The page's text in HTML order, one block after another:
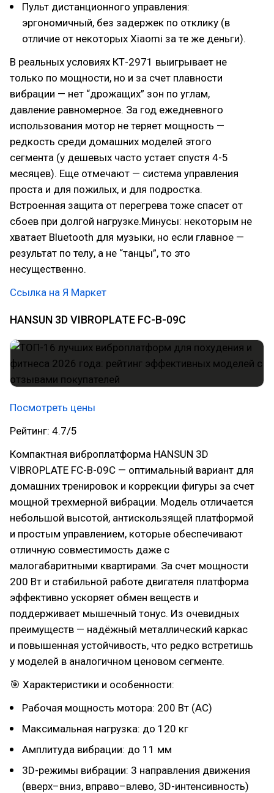
Пульт дистанционного управления:
эргономичный, без задержек по отклику (в
отличие от некоторых Xiaomi за те же деньги).
В реальных условиях КТ-2971 выигрывает не
только по мощности, но и за счет плавности
вибрации — нет “дрожащих” зон по углам,
давление равномерное. За год ежедневного
использования мотор не теряет мощность —
редкость среди домашних моделей этого
сегмента (у дешевых часто устает спустя 4-5
месяцев). Еще отмечают — система управления
проста и для пожилых, и для подростка.
Встроенная защита от перегрева тоже спасет от
сбоев при долгой нагрузке.Минусы: некоторым не
хватает Bluetooth для музыки, но если главное —
результат по телу, а не “танцы”, то это
несущественно.
Ссылка на Я Маркет
HANSUN 3D VIBROPLATE FC-B-09C
Посмотреть цены
Рейтинг: 4.7/5
Компактная виброплатформа HANSUN 3D
VIBROPLATE FC-B-09C — оптимальный вариант для
домашних тренировок и коррекции фигуры за счет
мощной трехмерной вибрации. Модель отличается
небольшой высотой, антискользящей платформой
и простым управлением, которые обеспечивают
отличную совместимость даже с
малогабаритными квартирами. За счет мощности
200 Вт и стабильной работе двигателя платформа
эффективно ускоряет обмен веществ и
поддерживает мышечный тонус. Из очевидных
преимуществ — надёжный металлический каркас
и повышенная устойчивость, что редко встретишь
у моделей в аналогичном ценовом сегменте.
🎯 Характеристики и особенности:
Рабочая мощность мотора: 200 Вт (AC)
Максимальная нагрузка: до 120 кг
Амплитуда вибрации: до 11 мм
3D-режимы вибрации: 3 направления движения
(вверх–вниз, вправо–влево, 3D-интенсивность)